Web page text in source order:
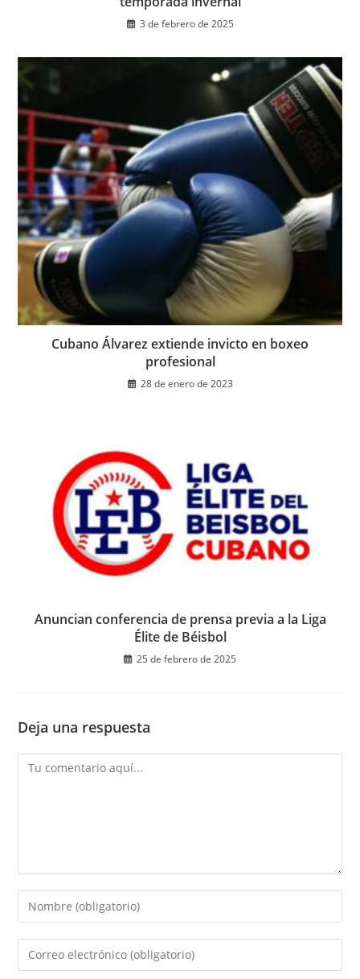
3 de febrero de 2025
Cubano Álvarez extiende invicto en boxeo
profesional
28 de enero de 2023
Anuncian conferencia de prensa previa a la Liga
Élite de Béisbol
25 de febrero de 2025
Deja una respuesta
Comentario
Introduce
tu
nombre
Introduce
tu